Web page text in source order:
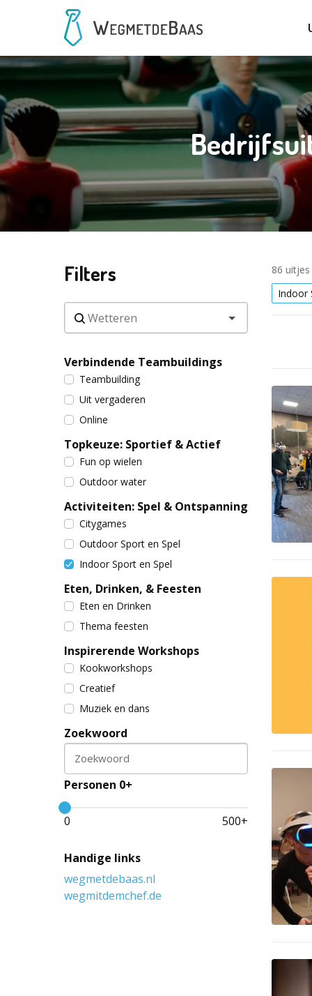
Filters
Verbindende Teambuildings
Teambuilding
Uit vergaderen
Online
Topkeuze: Sportief & Actief
Fun op wielen
Outdoor water
Activiteiten: Spel & Ontspanning
Citygames
Outdoor Sport en Spel
Indoor Sport en Spel
Eten, Drinken, & Feesten
Eten en Drinken
Thema feesten
Inspirerende Workshops
Kookworkshops
Creatief
Muziek en dans
Zoekwoord
Zoekwoord
Personen 0+
0 500+
Handige links
wegmetdebaas.nl
wegmitdemchef.de
86
Indoor